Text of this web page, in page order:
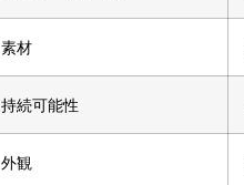
素材
持続可能性
外観